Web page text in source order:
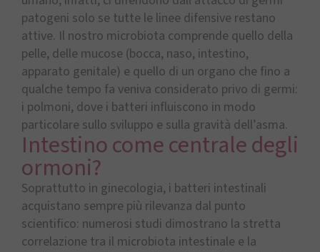
patogeni solo se tutte le linee difensive restano
attive. Il nostro microbiota comprende quello della
pelle, delle mucose (bocca, naso, intestino,
apparato genitale) e quello di un organo che fino a
qualche tempo fa veniva considerato privo di germi:
i polmoni, dove i batteri influiscono in modo
particolare sullo sviluppo e sulla gravità dell’asma.
Intestino come centrale degli
ormoni?
Soprattutto in ginecologia, i batteri intestinali
acquistano sempre più rilevanza dal punto
scientifico: numerosi studi dimostrano la stretta
correlazione tra il microbiota intestinale e la